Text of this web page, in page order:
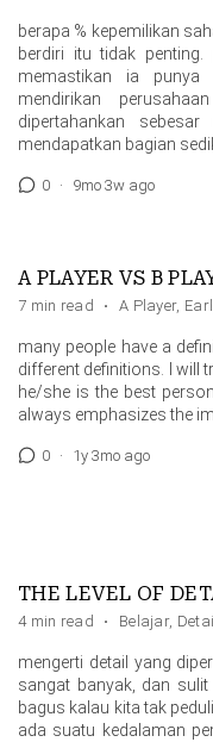
berapa % kepemilikan
berdiri itu tidak
memastikan ia
mendirikan
dipertahankan
mendapatkan bagian
0 · 9mo 3w ago
A PLAYER VS B
7 min read · A Player,
many people have a
different definitions. I will
he/she is the best
always emphasizes the
0 · 1y 3mo ago
THE LEVEL OF
4 min read · Belajar, Detail
mengerti detail yang
sangat banyak, dan
bagus kalau kita tak
ada suatu kedalaman